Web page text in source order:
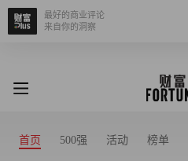
最好的商业评论
来自你的洞察
首页 500强 活动 榜单